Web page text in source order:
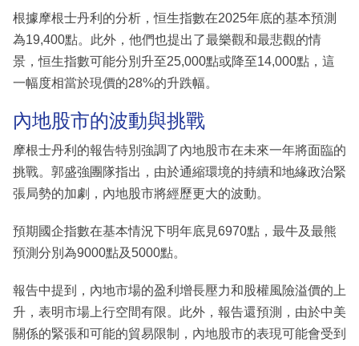
根據摩根士丹利的分析，恒生指數在2025年底的基本預測
為19,400點。此外，他們也提出了最樂觀和最悲觀的情
景，恒生指數可能分別升至25,000點或降至14,000點，這
一幅度相當於現價的28%的升跌幅。
內地股市的波動與挑戰
摩根士丹利的報告特別強調了內地股市在未來一年將面臨的
挑戰。郭盛強團隊指出，由於通縮環境的持續和地緣政治緊
張局勢的加劇，內地股市將經歷更大的波動。
預期國企指數在基本情況下明年底見6970點，最牛及最熊
預測分別為9000點及5000點。
報告中提到，內地市場的盈利增長壓力和股權風險溢價的上
升，表明市場上行空間有限。此外，報告還預測，由於中美
關係的緊張和可能的貿易限制，內地股市的表現可能會受到